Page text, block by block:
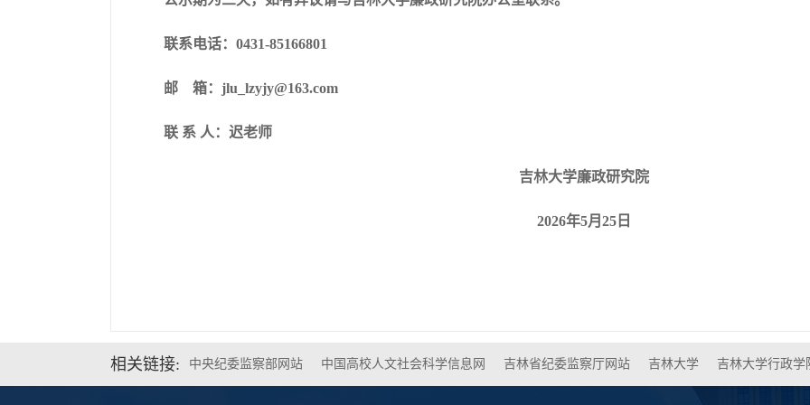
联系电话： 0431-85166801
邮 箱： jlu_lzyjy@163.com
联 系 人：迟老师
吉林大学廉政研究院
2026年5月 25 日
相关链接: 中央纪委监察部网站 中国高校人文社会科学信息网 吉林省纪委监察厅网站 吉林大学 吉林大学行政学